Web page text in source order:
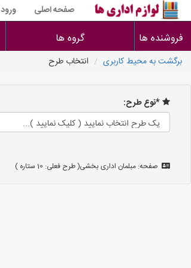
صفحه اصلی ورود
فروشنده ها گروه ها
برگشت به محیط کاربری انتخاب طرح
*نوع طرح:
صفحه: مبلمان اداری بخشی( طرح فعلی: 10 ستاره )